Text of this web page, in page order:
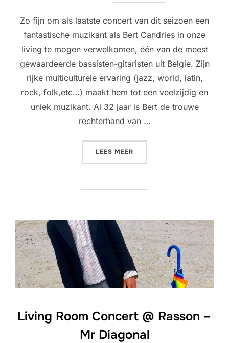
Zo fijn om als laatste concert van dit seizoen een
fantastische muzikant als Bert Candries in onze
living te mogen verwelkomen, één van de meest
gewaardeerde bassisten-gitaristen uit Belgie. Zijn
rijke multiculturele ervaring (jazz, world, latin,
rock, folk,etc…) maakt hem tot een veelzijdig en
uniek muzikant. Al 32 jaar is Bert de trouwe
rechterhand van …
LEES MEER
Living Room Concert @ Rasson –
Mr Diagonal